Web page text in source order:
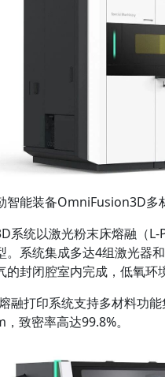
智能装备OmniFusion3D多
统以激光粉末床熔融（
。系统集成多达4组激光器
封闭腔室内完成，低氧环
融打印系统支持多材料功
致密率高达99.8%。